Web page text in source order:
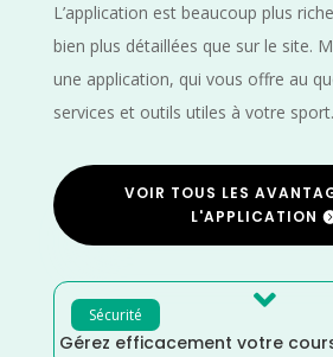
L’application est beaucoup plus
bien plus détaillées que sur le site.
une application, qui vous offre au
services et outils utiles à votre sport.
VOIR TOUS LES
L'APPLICATION
Sécurité 
Gérez efficacement votre